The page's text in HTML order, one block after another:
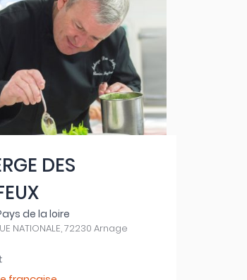
DES
de la loire
NATIONALE, 72230 Arnage